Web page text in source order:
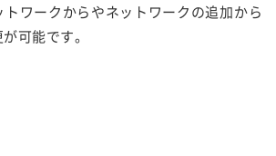
トワークからやネットワークの追加から
可能です。